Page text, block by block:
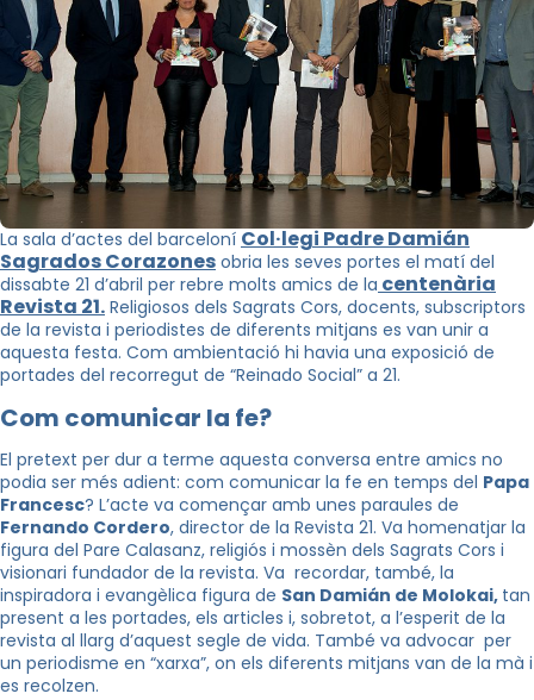
La sala d’actes del barceloní Col·legi Padre Damián
Sagrados Corazones obria les seves portes el matí del
dissabte 21 d’abril per rebre molts amics de la centenària
Revista 21. Religiosos dels Sagrats Cors, docents, subscriptors
de la revista i periodistes de diferents mitjans es van unir a
aquesta festa. Com ambientació hi havia una exposició de
portades del recorregut de “Reinado Social” a 21.
Com comunicar la fe?
El pretext per dur a terme aquesta conversa entre amics no
podia ser més adient: com comunicar la fe en temps del Papa
Francesc? L’acte va començar amb unes paraules de
Fernando Cordero, director de la Revista 21. Va homenatjar la
figura del Pare Calasanz, religiós i mossèn dels Sagrats Cors i
visionari fundador de la revista. Va recordar, també, la
inspiradora i evangèlica figura de San Damián de Molokai, tan
present a les portades, els articles i, sobretot, a l’esperit de la
revista al llarg d’aquest segle de vida. També va advocar per
un periodisme en “xarxa”, on els diferents mitjans van de la mà i
es recolzen.